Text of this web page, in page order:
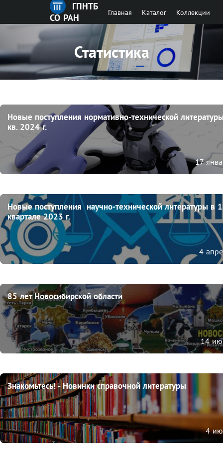
ГПНТБ
СО РАН
Главная Каталог Коллекции
Статистика
Новые поступления нормативно-технической
кв. 2024 г.
17
Новые поступления  научно-технической литературы в
квартале 2023 г.
4
85 лет Новосибирской области
14
Знакомьтесь! - Новинки справочной литературы
4